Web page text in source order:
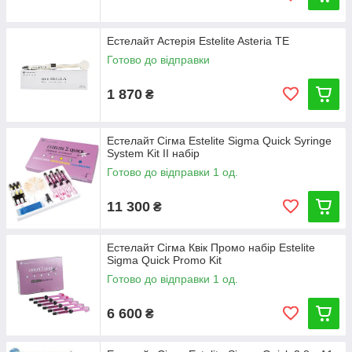
Естелайт Астерія Estelite Asteria TE
Готово до відправки
1 870 ₴
Естелайт Сігма Estelite Sigma Quick Syringe
System Kit II набір
Готово до відправки 1 од.
11 300 ₴
Естелайт Сігма Квік Промо набір Estelite
Sigma Quick Promo Kit
Готово до відправки 1 од.
6 600 ₴